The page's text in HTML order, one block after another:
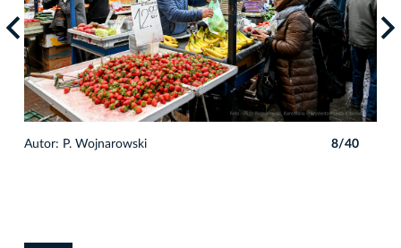
Autor: P. Wojnarowski 8/40